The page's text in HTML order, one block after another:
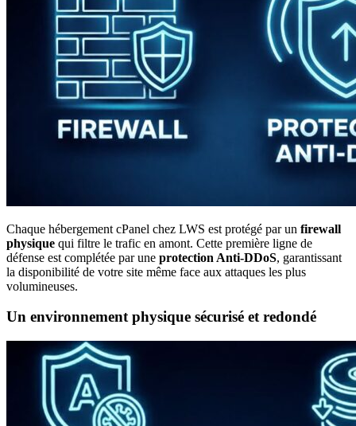
Chaque hébergement cPanel chez LWS est protégé par un firewall
physique qui filtre le trafic en amont. Cette première ligne de
défense est complétée par une protection Anti-DDoS, garantissant
la disponibilité de votre site même face aux attaques les plus
volumineuses.
Un environnement physique sécurisé etredondé